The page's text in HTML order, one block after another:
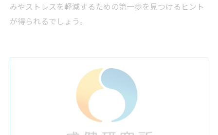
みやストレスを軽減するための第一歩を見つけるヒント
が得られるでしょう。